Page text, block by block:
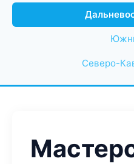
Северо-